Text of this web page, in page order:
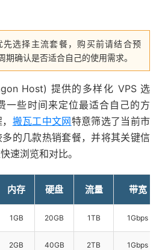
先选择主流套餐，购买前请结合预
期确认是否适合自己的使用需求。
Host) 提供的多样化 VPS 选
一些时间来定位最适合自己的方
搬瓦工中文网特意筛选了当前市
的几款热销套餐，并将其关键信
速浏览和对比。
内存 硬盘 流量 带宽
1GB 20GB 1TB 1Gbps
2GB 40GB 2TB 1Gbps